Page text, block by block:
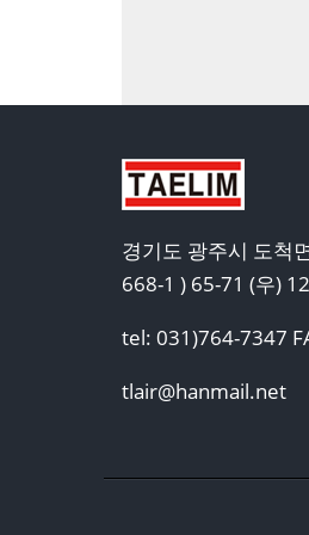
경기도 광주시 도척
668-1 ) 65-71 (우)
tel: 031)764-7347
tlair@hanmail.net